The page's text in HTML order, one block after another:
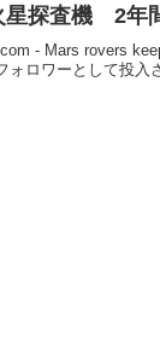
星探査機 2年
- Mars rovers
ォロワーとして投入